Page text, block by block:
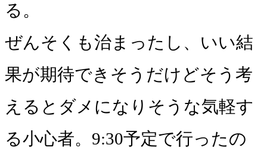
る。
ぜんそくも治まったし、いい結
果が期待できそうだけどそう考
えるとダメになりそうな気軽す
る小心者。9:30予定で行ったの